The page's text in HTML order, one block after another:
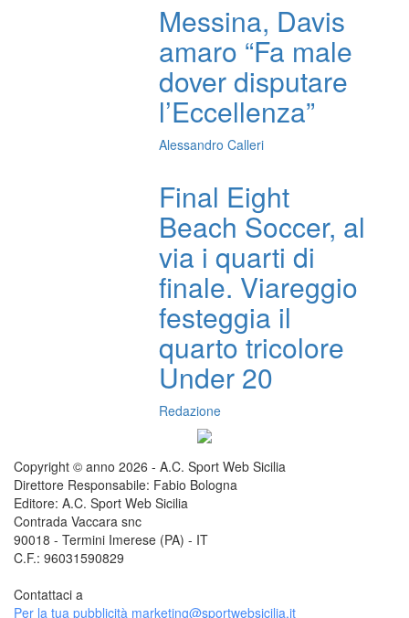
Messina, Davis
amaro “Fa male
dover disputare
l’Eccellenza”
Alessandro Calleri
Final Eight
Beach Soccer, al
via i quarti di
finale. Viareggio
festeggia il
quarto tricolore
Under 20
Redazione
Copyright © anno 2026 - A.C. Sport Web Sicilia
Direttore Responsabile: Fabio Bologna
Editore: A.C. Sport Web Sicilia
Contrada Vaccara snc
90018 - Termini Imerese (PA) - IT
C.F.: 96031590829
Contattaci a
Per la tua pubblicità marketing@sportwebsicilia.it